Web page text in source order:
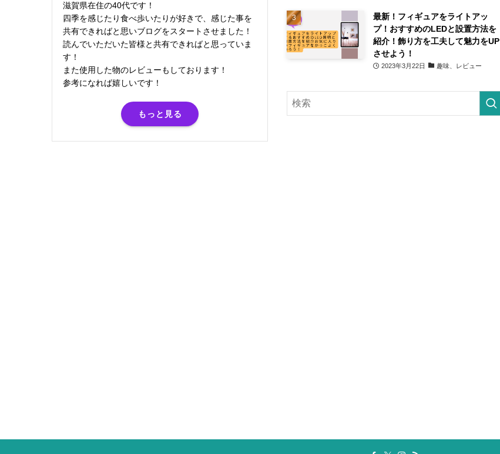
滋賀県在住の40代です！
四季を感じたり食べ歩いたりが好きで、感じた事を
共有できればと思いブログをスタートさせました！
読んでいただいた皆様と共有できればと思っていま
す！
また使用した物のレビューもしております！
参考になれば嬉しいです！
もっと見る
最新！フィギュアをライトアッ
プ！おすすめのLEDと設置方法を
紹介！飾り方を工夫して魅力をUP
させよう！
2023年3月22日 趣味、レビュー